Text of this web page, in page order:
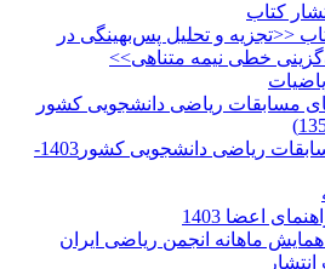
کتاب
<<تجزیه و تحلیل پس‌بهینگی در
خطی نیمه متناهی>>
مسابقات ریاضی دانشجویی کشور
کتاب مسابقات ریاضی دانشجویی کشور1403-
اعضا 1403
ماهانه انجمن ریاضی ایران